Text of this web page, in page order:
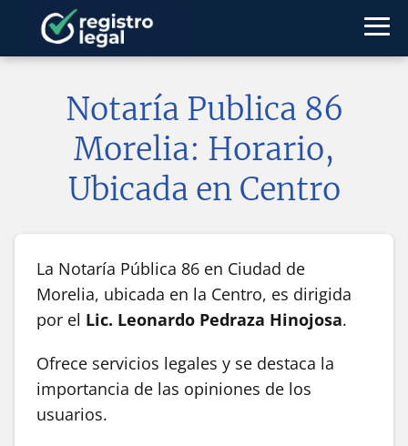
Notaría Publica 86
Morelia: Horario,
Ubicada en Centro
La Notaría Pública 86 en Ciudad de
Morelia, ubicada en la Centro, es dirigida
por el Lic. Leonardo Pedraza Hinojosa.
Ofrece servicios legales y se destaca la
importancia de las opiniones de los
usuarios.